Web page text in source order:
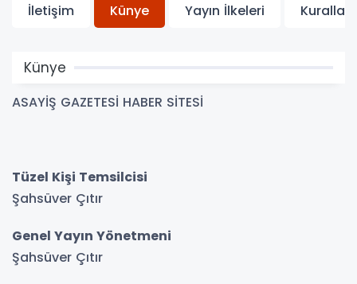
İletişim Künye Yayın İlkeleri Kurallar
Künye
ASAYİŞ GAZETESİ HABER SİTESİ
Tüzel Kişi Temsilcisi
Şahsüver Çıtır
Genel Yayın Yönetmeni
Şahsüver Çıtır